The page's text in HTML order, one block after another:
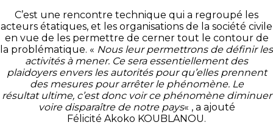
C’est une rencontre technique qui a regroupé les
acteurs étatiques, et les organisations de la société civile
en vue de les permettre de cerner tout le contour de
la problématique. « Nousleur permettrons de définir les
activités à mener. Ce sera essentiellement des
plaidoyers envers les autorités pour qu’elles prennent
des mesures pour arrêter le phénomène.Le
résultat ultime, c’est donc voir ce phénomène diminuer
voire disparaître de notre pays« , a ajouté
Félicité Akoko KOUBLANOU.